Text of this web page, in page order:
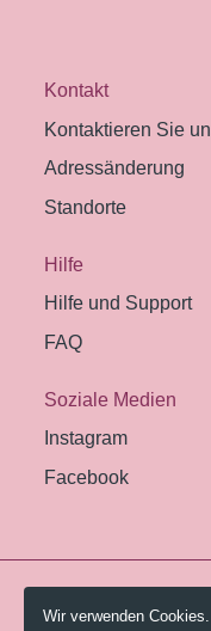
Kontakt
Kontaktieren Sie
Adressänderung
Standorte
Hilfe
Hilfe und Support
FAQ
Soziale Medien
Instagram
Facebook
© 2026 Pestalozzi-
Wir verwenden